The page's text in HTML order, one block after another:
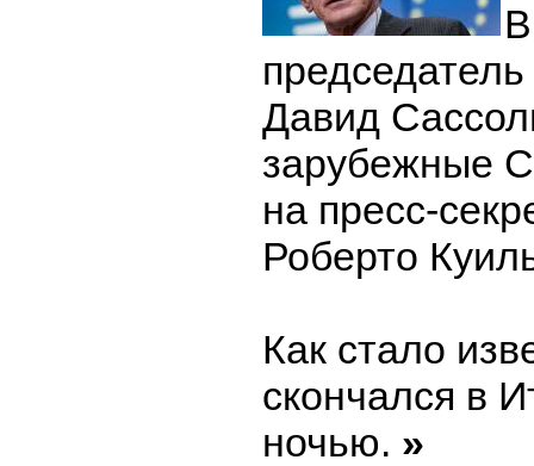
Давид
зарубежные
на пресс-
Роберто
Как стало
скончался в
ночью. »